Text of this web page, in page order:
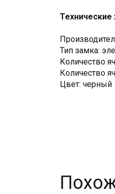
Технические
Тип замка:
Количество
Количество
Цвет: черный